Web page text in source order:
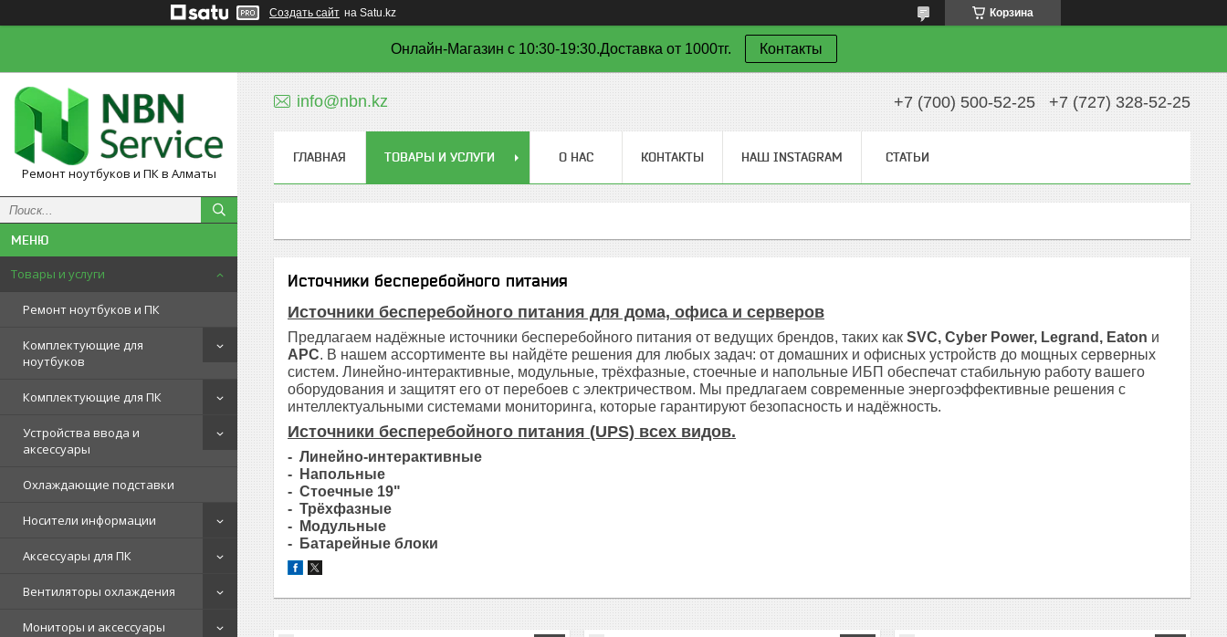
Создать сайт на Satu.kz Корзина
Онлайн-Магазин с 10:30-19:30.Доставка от 1000тг. Контакты
Ремонт ноутбуков и ПК в Алматы
Товары и услуги
Ремонт ноутбуков и ПК
Комплектующие для
ноутбуков
Комплектующие для ПК
Устройства ввода и
аксессуары
Охлаждающие подставки
Носители информации
Аксессуары для ПК
Вентиляторы охлаждения
Мониторы и аксессуары
info@nbn.kz +7 (700) 500-52-25 +7 (727) 328-52-25
ГЛАВНАЯ ТОВАРЫ И УСЛУГИ О НАС КОНТАКТЫ НАШ INSTAGRAM СТАТЬИ
Источники бесперебойного питания
Источники бесперебойного питания для дома, офиса и серверов
Предлагаем надёжные источники бесперебойного питания от ведущих брендов, таких как SVC, Cyber Power, Legrand, Eaton и
APC. В нашем ассортименте вы найдёте решения для любых задач: от домашних и офисных устройств до мощных серверных
систем. Линейно-интерактивные, модульные, трёхфазные, стоечные и напольные ИБП обеспечат стабильную работу вашего
оборудования и защитят его от перебоев с электричеством. Мы предлагаем современные энергоэффективные решения с
интеллектуальными системами мониторинга, которые гарантируют безопасность и надёжность.
Источники бесперебойного питания (UPS) всех видов.
- Линейно-интерактивные
- Напольные
- Стоечные 19"
- Трёхфазные
- Модульные
- Батарейные блоки